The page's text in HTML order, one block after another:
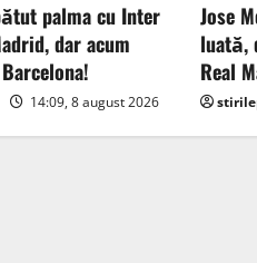
palma cu Inter
dar acum
14:09, 8 august 2026
Jose
luată,
Real